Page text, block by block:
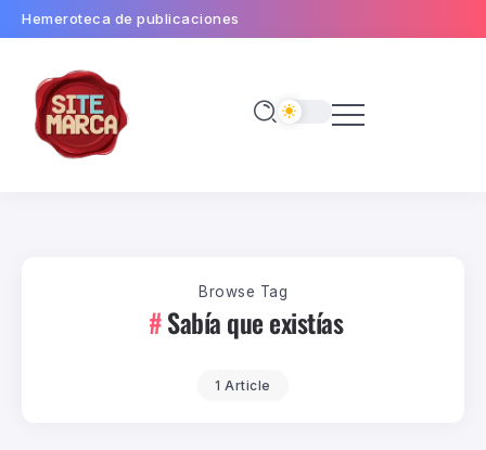
Hemeroteca de publicaciones
Browse Tag
Sabía que existías
1 Article